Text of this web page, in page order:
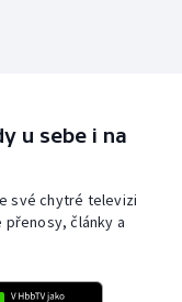
u sebe i na
své chytré televizi
články a